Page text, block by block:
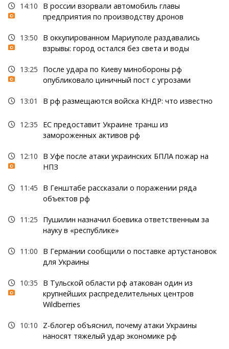
14:10
В россии взорвали автомобиль главы
предприятия по производству дронов
13:50
В оккупированном Мариуполе раздавались
взрывы: город остался без света и воды
13:25
После удара по Киеву минобороны рф
опубликовало циничный пост с угрозами
13:01 В рф размещаются войска КНДР: что известно
12:35
ЕС предоставит Украине транш из
замороженных активов рф
12:10
В Уфе после атаки украинских БПЛА пожар на
НПЗ
11:45
В Генштабе рассказали о поражении ряда
объектов рф
11:25
Пушилин назначил боевика ответственным за
науку в «республике»
11:00
В Германии сообщили о поставке артустановок
для Украины
10:35
В Тульской области рф атакован один из
крупнейших распределительных центров
Wildberries
10:10
Z-блогер объяснил, почему атаки Украины
наносят тяжелый удар экономике рф